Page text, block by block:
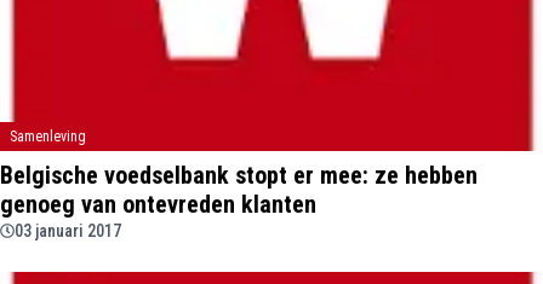
Samenleving
Belgische voedselbank stopt er mee: ze hebben
genoeg van ontevreden klanten
03 januari 2017